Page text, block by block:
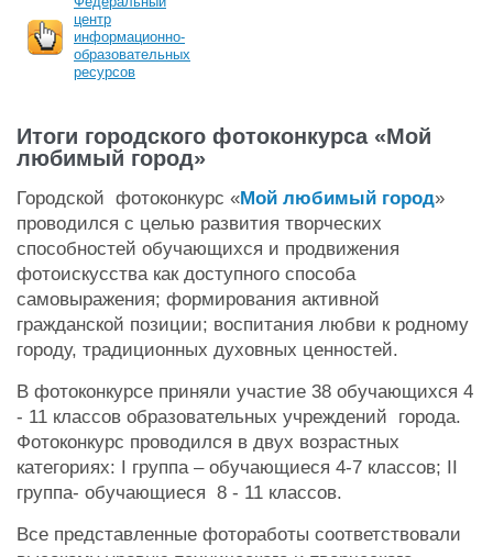
центр
информационно-
образовательных
ресурсов
Итоги городского фотоконкурса «Мой
любимый город»
Городской фотоконкурс «Мой любимый город»
проводился с целью развития творческих
способностей обучающихся и продвижения
фотоискусства как доступного способа
самовыражения; формирования активной
гражданской позиции; воспитания любви к родному
городу, традиционных духовных ценностей.
В фотоконкурсе приняли участие 38 обучающихся 4
- 11 классов образовательных учреждений города.
Фотоконкурс проводился в двух возрастных
категориях: I группа – обучающиеся 4-7 классов; II
группа- обучающиеся 8 - 11 классов.
Все представленные фотоработы соответствовали